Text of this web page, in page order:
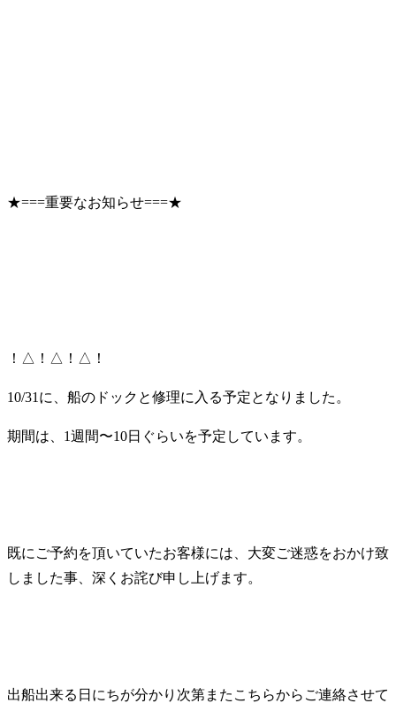
★===重要なお知らせ===★
！△！△！△！
10/31に、船のドックと修理に入る予定となりました。
期間は、1週間〜10日ぐらいを予定しています。
既にご予約を頂いていたお客様には、大変ご迷惑をおかけ致
しました事、深くお詫び申し上げます。
出船出来る日にちが分かり次第またこちらからご連絡させて